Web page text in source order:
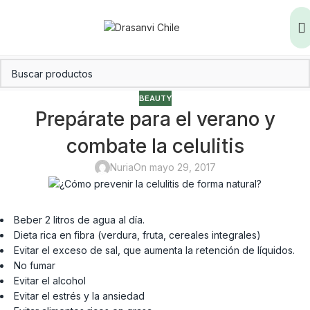
BEAUTY
Prepárate para el verano y
combate la celulitis
NuriaOn mayo 29, 2017
Beber 2 litros de agua al día.
Dieta rica en fibra (verdura, fruta, cereales integrales)
Evitar el exceso de sal, que aumenta la retención de líquidos.
No fumar
Evitar el alcohol
Evitar el estrés y la ansiedad